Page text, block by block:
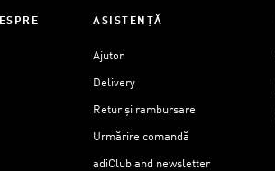
ASISTENȚĂ
Ajutor
Delivery
Retur și rambursare
Urmărire comandă
adiClub and newsletter